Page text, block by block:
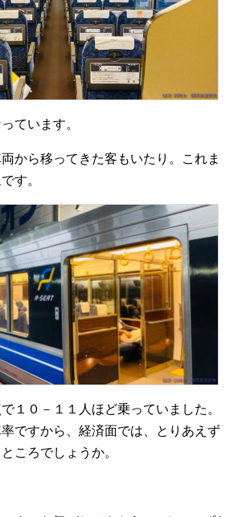
ています。
から移ってきた客もいたり。これま
す。
１０－１１人ほど乗っていました。
ですから、経済面では、とりあえず
ころでしょうか。